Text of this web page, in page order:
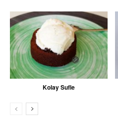
Kolay Sufle